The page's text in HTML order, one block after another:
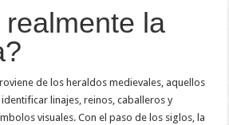
la
de los heraldos medievales, aquellos
linajes, reinos, caballeros y
visuales. Con el paso de los siglos, la